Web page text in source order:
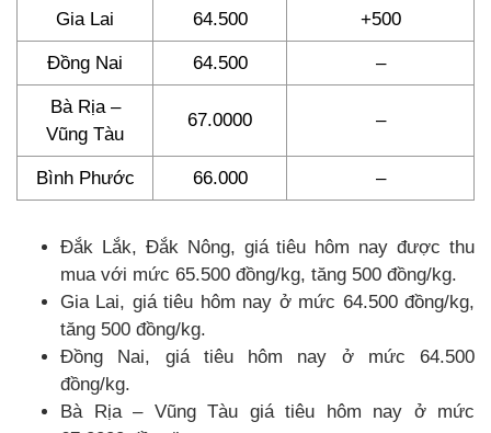
Gia Lai 64.500 +500
Đồng Nai 64.500 –
Bà Rịa –
Vũng Tàu
67.0000 –
Bình Phước 66.000 –
Đắk Lắk, Đắk Nông, giá tiêu hôm nay được thu
mua với mức 65.500 đồng/kg, tăng 500 đồng/kg.
Gia Lai, giá tiêu hôm nay ở mức 64.500 đồng/kg,
tăng 500 đồng/kg.
Đồng Nai, giá tiêu hôm nay ở mức 64.500
đồng/kg.
Bà Rịa – Vũng Tàu giá tiêu hôm nay ở mức